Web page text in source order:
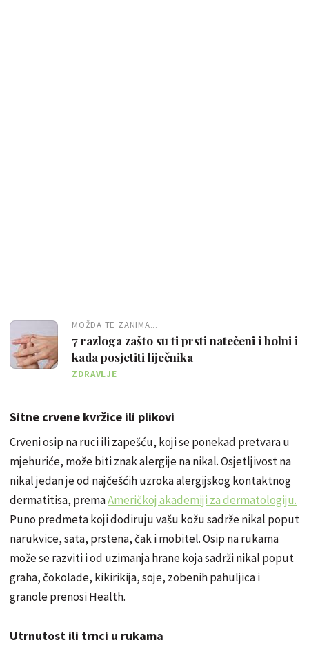
MOŽDA TE ZANIMA...
7 razloga zašto su ti prsti natečeni i bolni i
kada posjetiti liječnika
ZDRAVLJE
Sitne crvene kvržice ili plikovi
Crveni osip na ruci ili zapešću, koji se ponekad pretvara u
mjehuriće, može biti znak alergije na nikal. Osjetljivost na
nikal jedan je od najčešćih uzroka alergijskog kontaktnog
dermatitisa, premaAmeričkoj akademiji za dermatologiju.
Puno predmeta koji dodiruju vašu kožu sadrže nikal poput
narukvice, sata, prstena, čak i mobitel. Osip na rukama
može se razviti i od uzimanja hrane koja sadrži nikal poput
graha, čokolade, kikirikija, soje, zobenih pahuljica i
granole prenosi Health.
Utrnutost ili trnci u rukama